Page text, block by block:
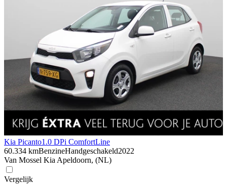
Kia Picanto1.0 DPi ComfortLine
60.334 kmBenzineHandgeschakeld2022
Van Mossel Kia Apeldoorn, (NL)
Vergelijk